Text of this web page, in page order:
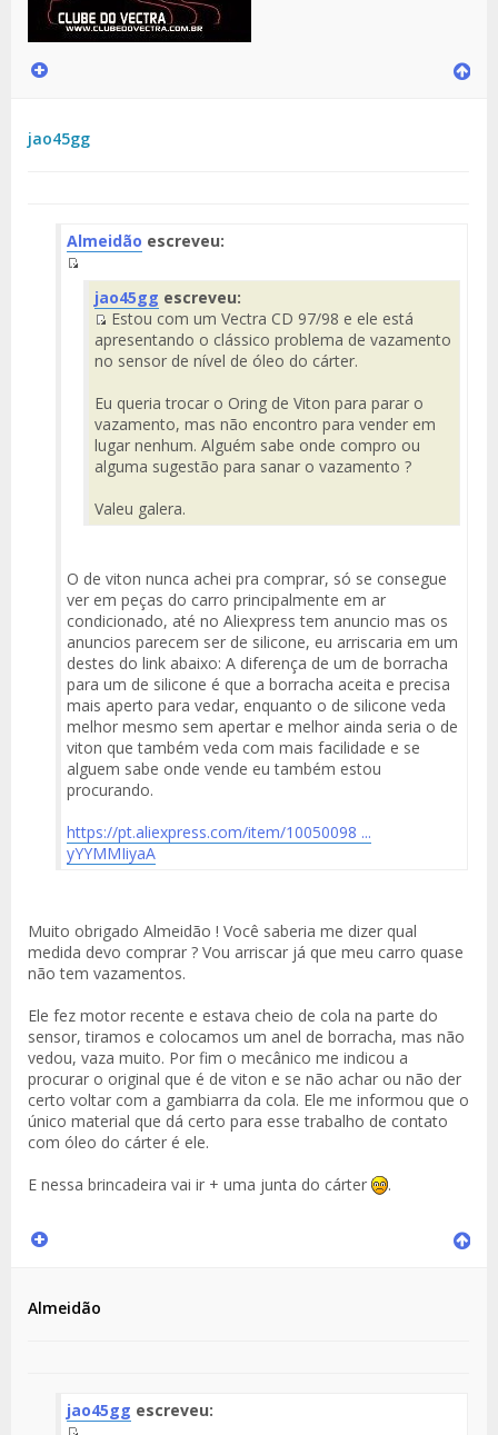
jao45gg
Almeidão escreveu:
Fuente
del
Mensaje
jao45gg escreveu:
Fuente
del
Estou com um Vectra CD 97/98 e ele está
apresentando o clássico problema de vazamento
no sensor de nível de óleo do cárter.
Eu queria trocar o Oring de Viton para parar o
vazamento, mas não encontro para vender em
lugar nenhum. Alguém sabe onde compro ou
alguma sugestão para sanar o vazamento ?
Valeu galera.
O de viton nunca achei pra comprar, só se consegue
ver em peças do carro principalmente em ar
condicionado, até no Aliexpress tem anuncio mas os
anuncios parecem ser de silicone, eu arriscaria em um
destes do link abaixo: A diferença de um de borracha
para um de silicone é que a borracha aceita e precisa
mais aperto para vedar, enquanto o de silicone veda
melhor mesmo sem apertar e melhor ainda seria o de
viton que também veda com mais facilidade e se
alguem sabe onde vende eu também estou
procurando.
https://pt.aliexpress.com/item/10050098 ...
yYYMMIiyaA
Muito obrigado Almeidão ! Você saberia me dizer qual
medida devo comprar ? Vou arriscar já que meu carro quase
não tem vazamentos.
Ele fez motor recente e estava cheio de cola na parte do
sensor, tiramos e colocamos um anel de borracha, mas não
vedou, vaza muito. Por fim o mecânico me indicou a
procurar o original que é de viton e se não achar ou não der
certo voltar com a gambiarra da cola. Ele me informou que o
único material que dá certo para esse trabalho de contato
com óleo do cárter é ele.
E nessa brincadeira vai ir + uma junta do cárter
.
Almeidão
jao45gg escreveu: